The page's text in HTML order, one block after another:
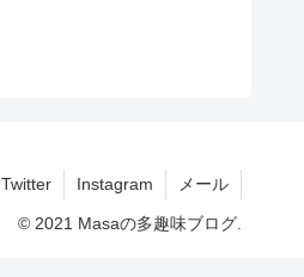
Twitter Instagram メール
© 2021 Masaの多趣味ブログ.